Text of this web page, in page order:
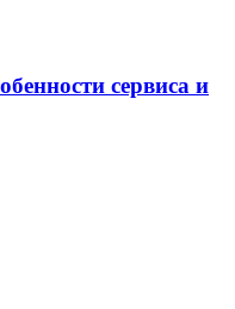
сервиса и